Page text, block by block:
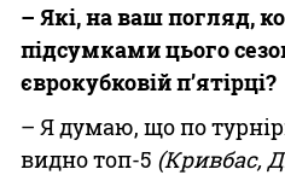
– Які, на ваш погляд,
підсумками цього
єврокубковій п’ятірці?
– Я думаю, що по
видно топ-5 (Кривбас,